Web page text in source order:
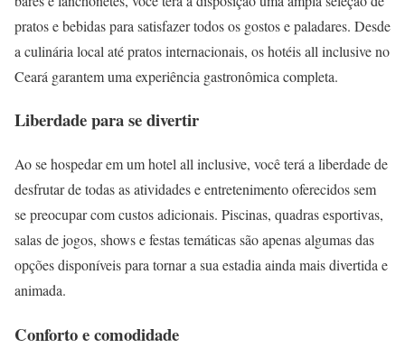
pratos e bebidas para satisfazer todos os gostos e paladares. Desde
a culinária local até pratos internacionais, os hotéis all inclusive no
Ceará garantem uma experiência gastronômica completa.
Liberdade para se divertir
Ao se hospedar em um hotel all inclusive, você terá a liberdade de
desfrutar de todas as atividades e entretenimento oferecidos sem
se preocupar com custos adicionais. Piscinas, quadras esportivas,
salas de jogos, shows e festas temáticas são apenas algumas das
opções disponíveis para tornar a sua estadia ainda mais divertida e
animada.
Conforto e comodidade